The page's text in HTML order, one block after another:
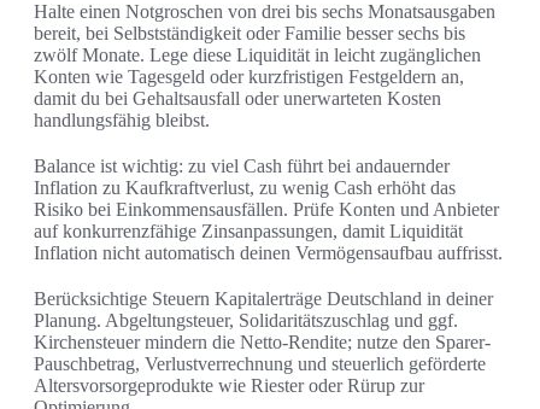
Halte einen Notgroschen von drei bis sechs Monatsausgaben
bereit, bei Selbstständigkeit oder Familie besser sechs bis
zwölf Monate. Lege diese Liquidität in leicht zugänglichen
Konten wie Tagesgeld oder kurzfristigen Festgeldern an,
damit du bei Gehaltsausfall oder unerwarteten Kosten
handlungsfähig bleibst.
Balance ist wichtig: zu viel Cash führt bei andauernder
Inflation zu Kaufkraftverlust, zu wenig Cash erhöht das
Risiko bei Einkommensausfällen. Prüfe Konten und Anbieter
auf konkurrenzfähige Zinsanpassungen, damit Liquidität
Inflation nicht automatisch deinen Vermögensaufbau auffrisst.
Berücksichtige Steuern Kapitalerträge Deutschland in deiner
Planung. Abgeltungsteuer, Solidaritätszuschlag und ggf.
Kirchensteuer mindern die Netto-Rendite; nutze den Sparer-
Pauschbetrag, Verlustverrechnung und steuerlich geförderte
Altersvorsorgeprodukte wie Riester oder Rürup zur